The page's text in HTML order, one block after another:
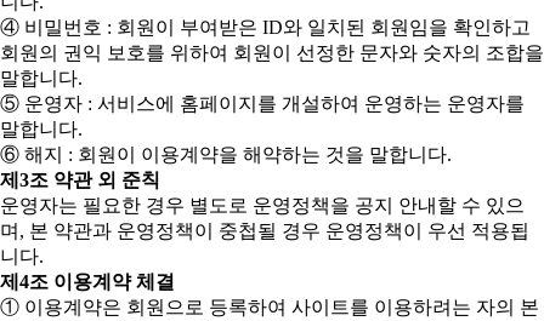
④ 비밀번호 : 회원이 부여받은 ID와 일치된 회원임을 확인하고
회원의 권익 보호를 위하여 회원이 선정한 문자와 숫자의 조합을
말합니다.
⑤ 운영자 : 서비스에 홈페이지를 개설하여 운영하는 운영자를
말합니다.
⑥ 해지 : 회원이 이용계약을 해약하는 것을 말합니다.
제3조 약관 외 준칙
운영자는 필요한 경우 별도로 운영정책을 공지 안내할 수 있으
며, 본 약관과 운영정책이 중첩될 경우 운영정책이 우선 적용됩
니다.
제4조 이용계약 체결
① 이용계약은 회원으로 등록하여 사이트를 이용하려는 자의 본